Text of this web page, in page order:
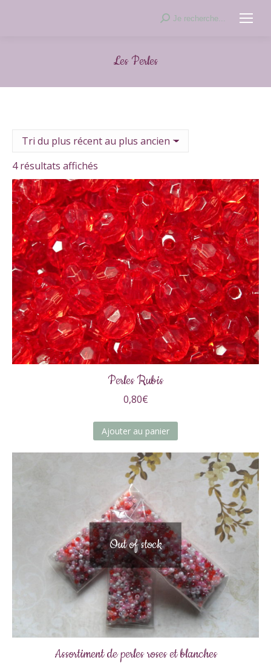
Recherche
Je recherche...
Les Perles
4 résultats affichés
du
plus
récent
au
plus
ancien
Perles Rubis
0,80€
Ajouter au panier
Out of stock
Assortiment de perles roses et blanches